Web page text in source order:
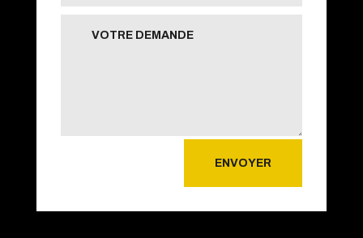
ENVOYER